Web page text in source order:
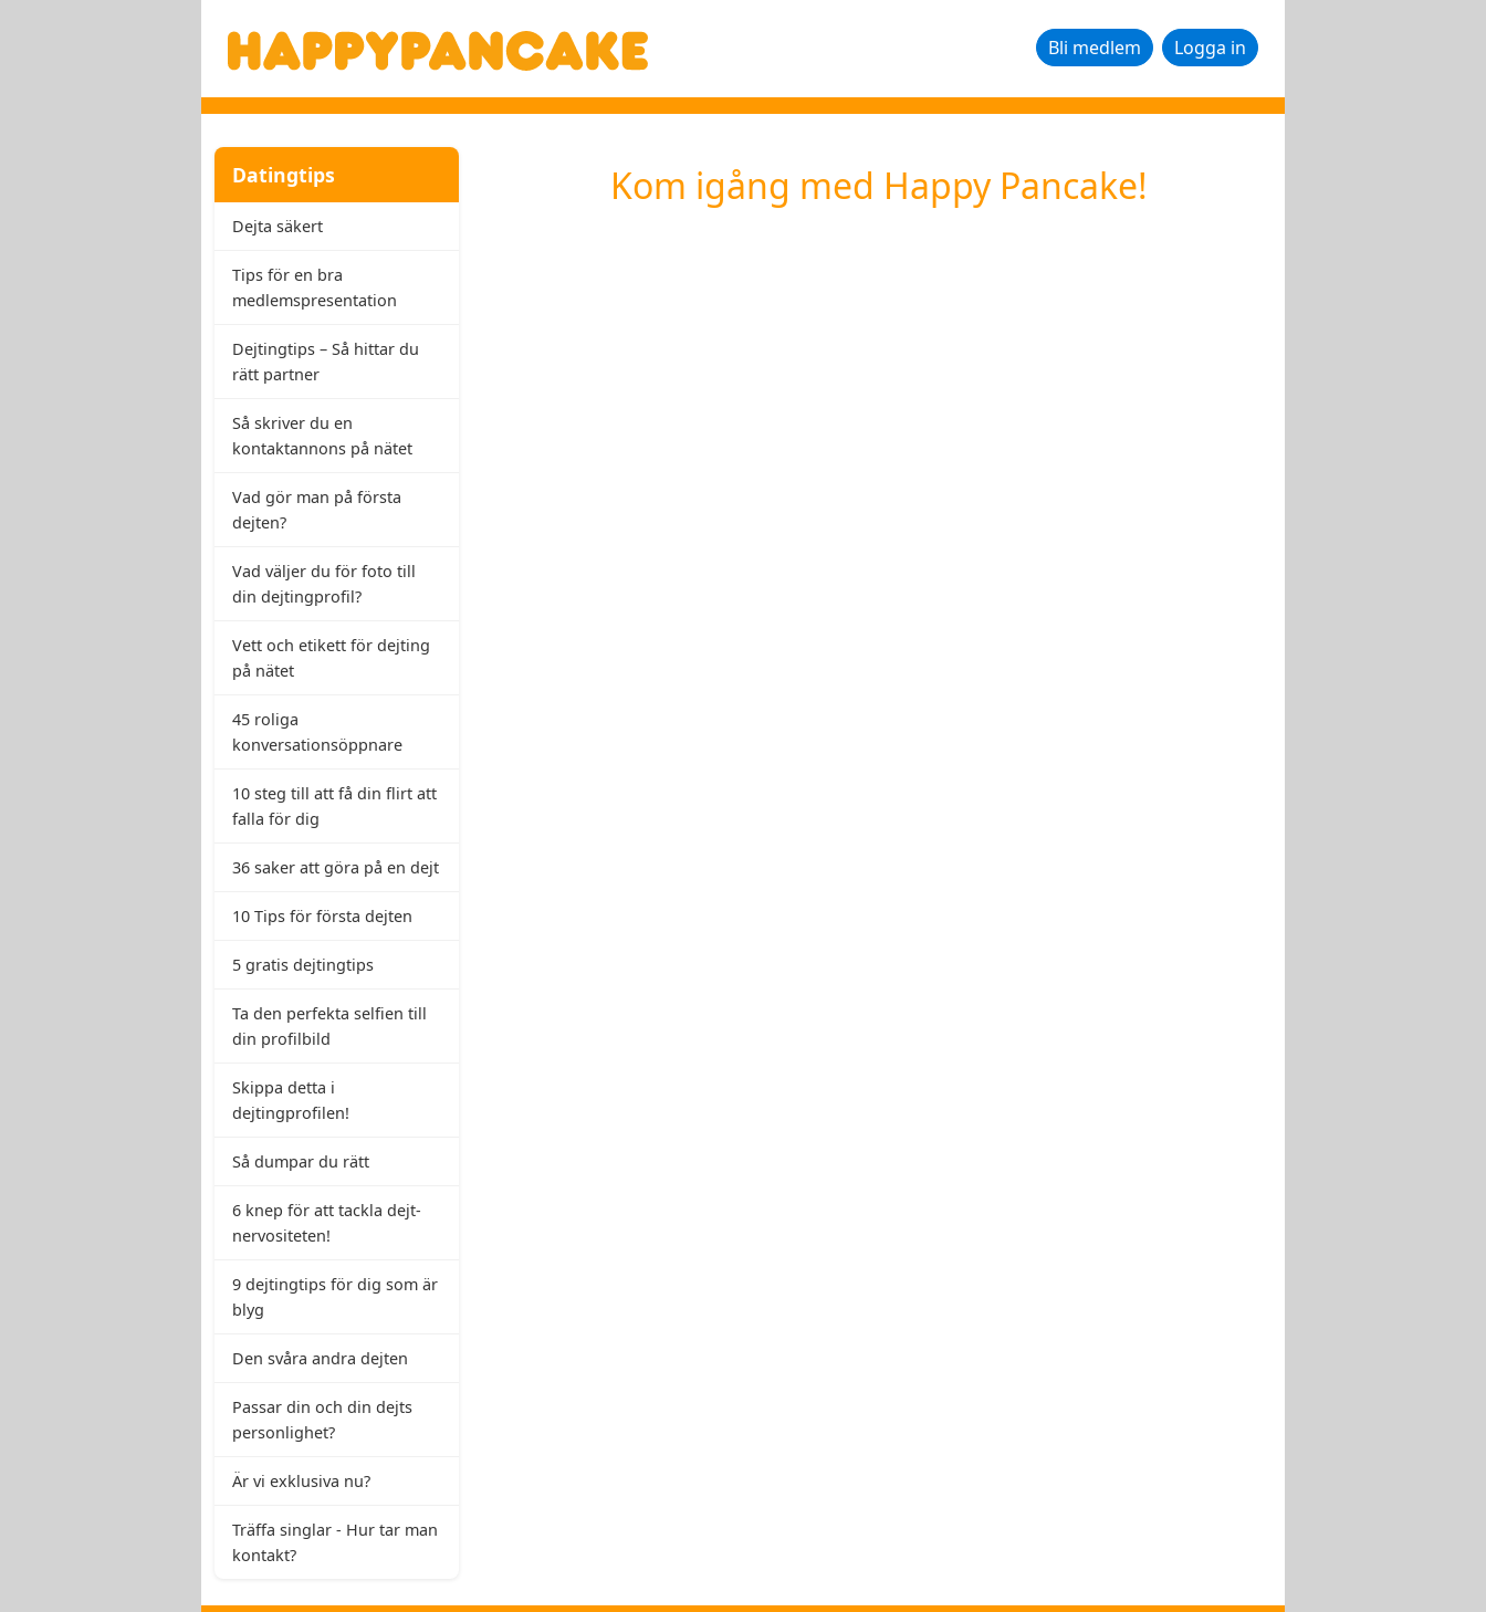
Bli medlem Logga in
Datingtips
Dejta säkert
Tips för en bra
medlemspresentation
Dejtingtips – Så hittar du
rätt partner
Så skriver du en
kontaktannons på nätet
Vad gör man på första
dejten?
Vad väljer du för foto till
din dejtingprofil?
Vett och etikett för dejting
på nätet
45 roliga
konversationsöppnare
10 steg till att få din flirt att
falla för dig
36 saker att göra på en dejt
10 Tips för första dejten
5 gratis dejtingtips
Ta den perfekta selfien till
din profilbild
Skippa detta i
dejtingprofilen!
Så dumpar du rätt
6 knep för att tackla dejt-
nervositeten!
9 dejtingtips för dig som är
blyg
Den svåra andra dejten
Passar din och din dejts
personlighet?
Är vi exklusiva nu?
Träffa singlar - Hur tar man
kontakt?
Kom igång med Happy Pancake!